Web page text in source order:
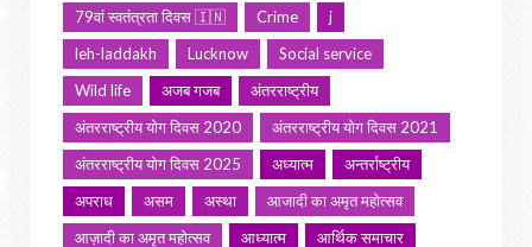
79वां स्वतंत्रता दिवस 🇮🇳 Crime
j
leh-laddakh
Lucknow
Social service
Wild life
अजब गजब
अंतरराष्ट्रीय
अंतरराष्ट्रीय योग दिवस 2020
अंतरराष्ट्रीय योग दिवस 2021
अंतरराष्ट्रीय योग दिवस 2025
अध्यात्म
अन्तर्राष्ट्रीय
अपराध
असम अस्था
आजादी का अमृत महोत्सव
आज़ादी का अमृत महोत्सव
आध्यात्म
आर्थिक समाचार